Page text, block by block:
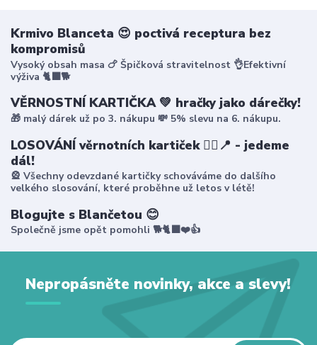
Krmivo Blanceta 😍 poctivá receptura bez
kompromisů
Vysoký obsah masa 🍗 Špičková stravitelnost 👌Efektivní
výživa 🐈‍⬛🐕
VĚRNOSTNÍ KARTIČKA 💚 hračky jako dárečky!
🎁 malý dárek už po 3. nákupu 💸 5% slevu na 6. nákupu.
LOSOVÁNÍ věrnotních kartiček 🤸‍♀️📍 - jedeme
dál!
🎡 Všechny odevzdané kartičky schováváme do dalšího
velkého slosování, které proběhne už letos v létě!
Blogujte s Blančetou 😊
Společně jsme opět pomohli 🐕🐈‍⬛❤️👍
Nepropásněte novinky, akce a slevy!